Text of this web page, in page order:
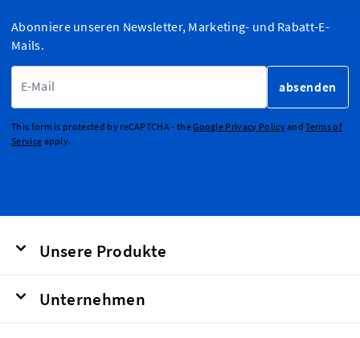
Abonniere unseren Newsletter, Marketing- und Rabatt-E-
Mails.
absenden
This form is protected by reCAPTCHA - theGoogle Privacy PolicyandTerms of
Service apply.
Unsere Produkte
Unternehmen